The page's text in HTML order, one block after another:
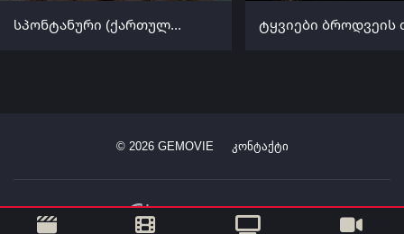
სპონტანური (ქართულად) / Spontaneous ქართულად 2020
© 2026GEMOVIE კონტაქტი